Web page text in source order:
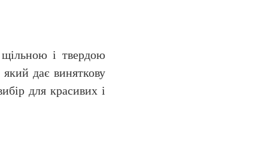
і твердою
дає виняткову
для красивих і